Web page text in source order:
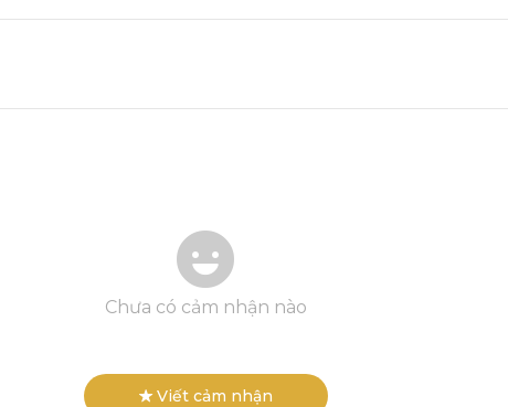
Chưa có cảm nhận nào
Viết cảm nhận